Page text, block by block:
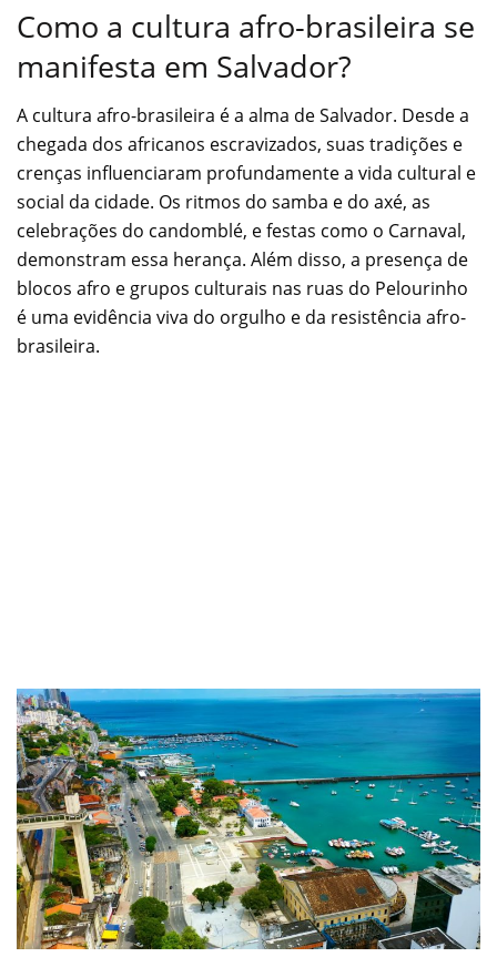
Como a cultura afro-brasileira se
manifesta em Salvador?
A cultura afro-brasileira é a alma de Salvador. Desde a
chegada dos africanos escravizados, suas tradições e
crenças influenciaram profundamente a vida cultural e
social da cidade. Os ritmos do samba e do axé, as
celebrações do candomblé, e festas como o Carnaval,
demonstram essa herança. Além disso, a presença de
blocos afro e grupos culturais nas ruas do Pelourinho
é uma evidência viva do orgulho e da resistência afro-
brasileira.